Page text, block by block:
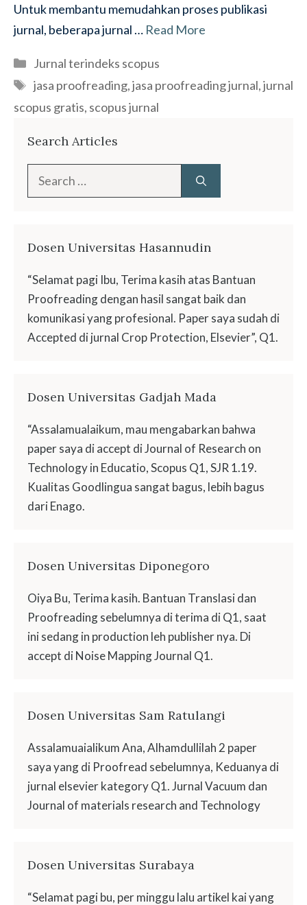
Untuk membantu memudahkan proses publikasi
jurnal, beberapa jurnal … Read More
Categories
Jurnal terindeks scopus
Tags
jasa proofreading,jasa proofreading jurnal,jurnal
scopus gratis, scopus jurnal
Search Articles
Dosen Universitas Hasannudin
“Selamat pagi Ibu, Terima kasih atas Bantuan
Proofreading dengan hasil sangat baik dan
komunikasi yang profesional. Paper saya sudah di
Accepted di jurnal Crop Protection, Elsevier”, Q1.
Dosen Universitas Gadjah Mada
“Assalamualaikum, mau mengabarkan bahwa
paper saya di accept di Journal of Research on
Technology in Educatio, Scopus Q1, SJR 1.19.
Kualitas Goodlingua sangat bagus, lebih bagus
dari Enago.
Dosen Universitas Diponegoro
Oiya Bu, Terima kasih. Bantuan Translasi dan
Proofreading sebelumnya di terima di Q1, saat
ini sedang in production leh publisher nya. Di
accept di Noise Mapping Journal Q1.
Dosen Universitas Sam Ratulangi
Assalamuaialikum Ana, Alhamdullilah 2 paper
saya yang di Proofread sebelumnya, Keduanya di
jurnal elsevier kategory Q1. Jurnal Vacuum dan
Journal of materials research and Technology
Dosen Universitas Surabaya
“Selamat pagi bu, per minggu lalu artikel kai yang